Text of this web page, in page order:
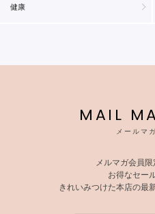
健康
MAIL
メールマ
メルマガ会員
お得なセー
きれいみつけた本店の最